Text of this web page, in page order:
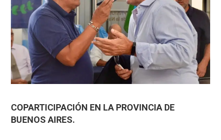
COPARTICIPACIÓN EN LA PROVINCIA DE
BUENOS AIRES.